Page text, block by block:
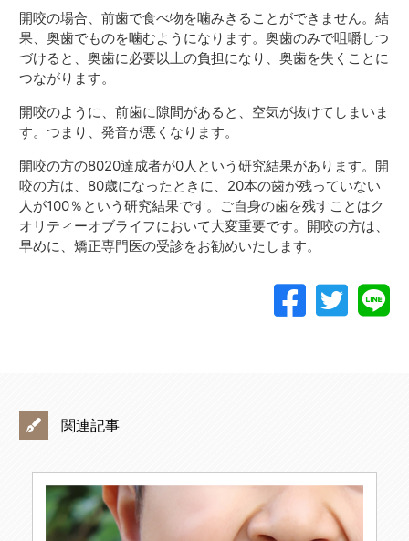
開咬の場合、前歯で食べ物を噛みきることができません。結
果、奥歯でものを噛むようになります。奥歯のみで咀嚼しつ
づけると、奥歯に必要以上の負担になり、奥歯を失くことに
つながります。
開咬のように、前歯に隙間があると、空気が抜けてしまいま
す。つまり、発音が悪くなります。
開咬の方の8020達成者が0人という研究結果があります。開
咬の方は、80歳になったときに、20本の歯が残っていない
人が100％という研究結果です。ご自身の歯を残すことはク
オリティーオブライフにおいて大変重要です。開咬の方は、
早めに、矯正専門医の受診をお勧めいたします。
関連記事